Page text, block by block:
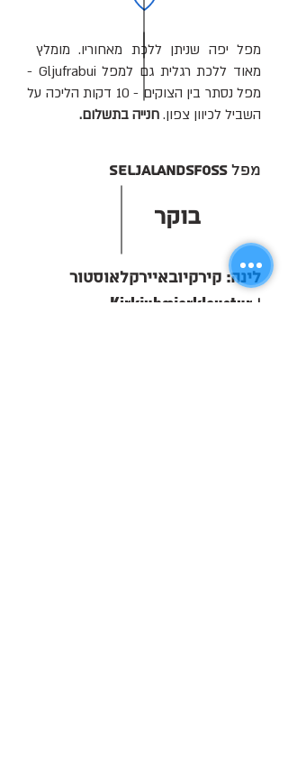
מפל יפה שניתן ללכת מאחוריו. מומלץ
מאוד ללכת רגלית גם למפל Gljufrabui -
מפל נסתר בין הצוקים‏ - 10 דקות הליכה על
השביל לכיוון צפון. חנייה בתשלום.
מפלSeljalandsfoss
בוקר
לינה: קירקיובאיירקלאוסטור
|